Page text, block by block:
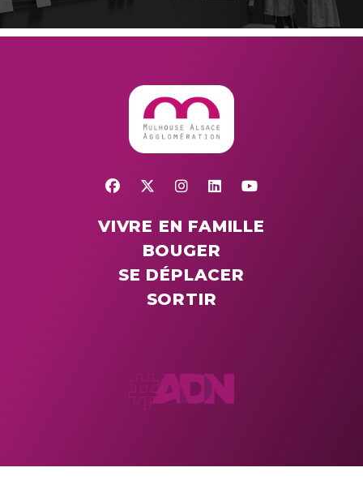
VIVRE EN FAMILLE
BOUGER
SE DÉPLACER
SORTIR